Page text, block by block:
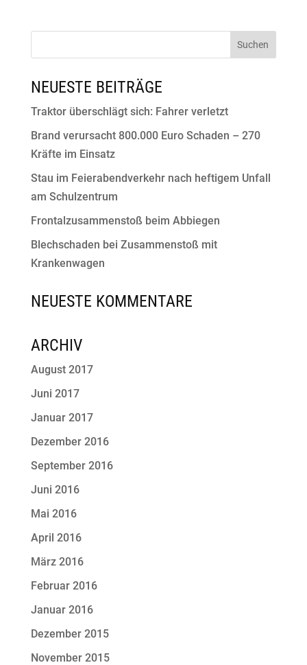
NEUESTE BEITRÄGE
Traktor überschlägt sich: Fahrer verletzt
Brand verursacht 800.000 Euro Schaden – 270
Kräfte im Einsatz
Stau im Feierabendverkehr nach heftigem Unfall
am Schulzentrum
Frontalzusammenstoß beim Abbiegen
Blechschaden bei Zusammenstoß mit
Krankenwagen
NEUESTE KOMMENTARE
ARCHIV
August 2017
Juni 2017
Januar 2017
Dezember 2016
September 2016
Juni 2016
Mai 2016
April 2016
März 2016
Februar 2016
Januar 2016
Dezember 2015
November 2015